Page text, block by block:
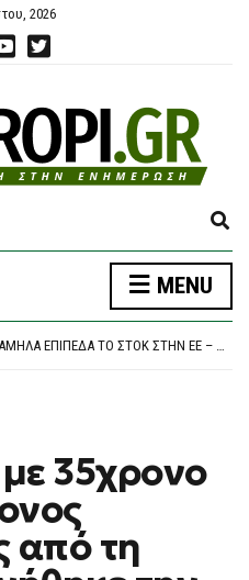
2026
E
P
N
MENU
ΦΥΣΙΚΌ ΑΈΡΙΟ: ΣΕ ΧΑΜΗΛΆ ΕΠΊΠΕΔΑ ΤΟ ΣΤΟΚ ΣΤΗΝ ΕΕ – ΥΠΌ ΣΤΕΝΉ ΠΑΡΑΚΟΛΟΎΘΗΣΗ Ο ΕΦΟΔΙΑΣΜΌΣ ΤΩΝ ΚΡΑΤΏΝ
ΒΕΝΙΖΈΛΟΣ: ΑΠΟΧΑΙΡΕΤΏ ΜΕ ΣΕΒΑΣΜΌ ΚΑΙ ΑΓΆΠΗ ΤΟΝ ΣΤΈΛΙΟ ΡΆΜΦΟ
ΈΧΕΙΣ ΣΚΎΛΟ ΣΤΗΝ ΑΘΉΝΑ; Ο ΧΆΡΤΗΣ ΜΕ ΤΟΥΣ 540 ΕΙΔΙΚΟΎΣ ΚΆΔΟΥΣ ΓΙΑ ΤΑ ΠΕΡΙΤΤΏΜΑΤΑ»
ΦΥΣΙΚΌ ΑΈΡΙΟ: ΣΕ ΧΑΜΗΛΆ ΕΠΊΠΕΔΑ ΤΟ ΣΤΟΚ ΣΤΗΝ ΕΕ – ΥΠΌ ΣΤΕΝΉ ΠΑΡΑΚΟΛΟΎΘΗΣΗ Ο ΕΦΟΔΙΑΣΜΌΣ ΤΩΝ ΚΡΑΤΏΝ
με 35χρονο
από τη